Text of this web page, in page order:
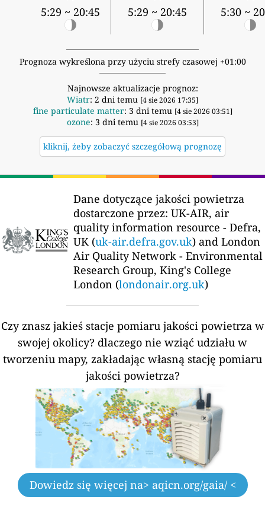
5:29 ~ 20:45 5:29 ~ 20:45 5:30 ~
Prognoza wykreślona przy użyciu strefy czasowej +01:00
Najnowsze aktualizacje prognoz:
Wiatr: 2 dni temu [4 sie 2026 17:35]
fine particulate matter: 3 dni temu [4 sie 2026 03:51]
ozone: 3 dni temu [4 sie 2026 03:53]
kliknij, żeby zobaczyć szczegółową prognozę
Dane dotyczące jakości powietrza
dostarczone przez: UK-AIR, air
quality information resource - Defra,
UK (uk-air.defra.gov.uk) and London
Air Quality Network - Environmental
Research Group, King's College
London (londonair.org.uk)
Czy znasz jakieś stacje pomiaru jakości powietrza w
swojej okolicy? dlaczego nie wziąć udziału w
tworzeniu mapy, zakładając własną stację pomiaru
jakości powietrza?
Dowiedz się więcej na> aqicn.org/gaia/ <